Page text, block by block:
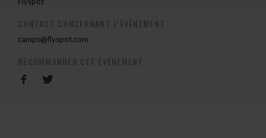
camps@flyspot.com